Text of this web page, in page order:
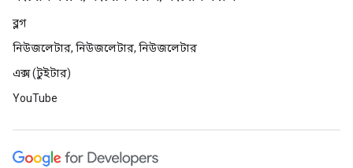
ব্লগ
নিউজলেটার, নিউজলেটার, নিউজলেটার
এক্স (টুইটার)
YouTube